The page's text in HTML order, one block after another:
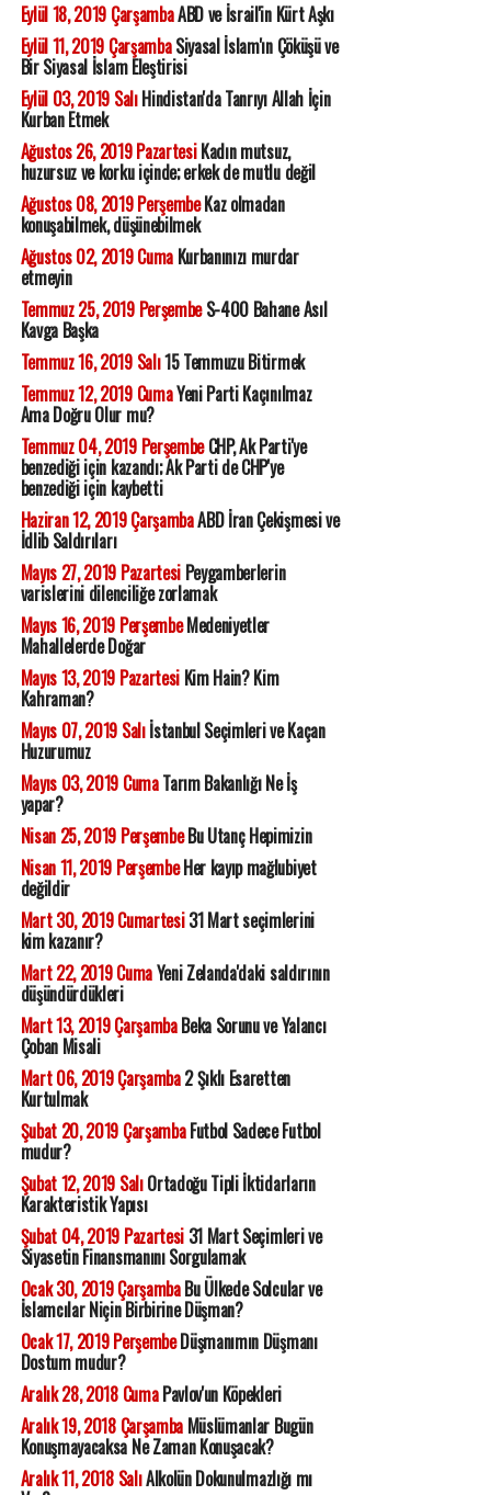
Eylül 18, 2019 ÇarşambaABD ve İsrail'in Kürt Aşkı
Eylül 11, 2019 ÇarşambaSiyasal İslam'ın Çöküşü ve
Bir Siyasal İslam Eleştirisi
Eylül 03, 2019 SalıHindistan'da Tanrıyı Allah İçin
Kurban Etmek
Ağustos 26, 2019 PazartesiKadın mutsuz,
huzursuz ve korku içinde; erkek de mutlu değil
Ağustos 08, 2019 PerşembeKaz olmadan
konuşabilmek, düşünebilmek
Ağustos 02, 2019 CumaKurbanınızı murdar
etmeyin
Temmuz 25, 2019 PerşembeS-400 Bahane Asıl
Kavga Başka
Temmuz 16, 2019 Salı15 Temmuzu Bitirmek
Temmuz 12, 2019 CumaYeni Parti Kaçınılmaz
Ama Doğru Olur mu?
Temmuz 04, 2019 PerşembeCHP, Ak Parti'ye
benzediği için kazandı; Ak Parti de CHP'ye
benzediği için kaybetti
Haziran 12, 2019 ÇarşambaABD İran Çekişmesi ve
İdlib Saldırıları
Mayıs 27, 2019 PazartesiPeygamberlerin
varislerini dilenciliğe zorlamak
Mayıs 16, 2019 PerşembeMedeniyetler
Mahallelerde Doğar
Mayıs 13, 2019 PazartesiKim Hain? Kim
Kahraman?
Mayıs 07, 2019 Salıİstanbul Seçimleri ve Kaçan
Huzurumuz
Mayıs 03, 2019 CumaTarım Bakanlığı Ne İş
yapar?
Nisan 25, 2019 PerşembeBu Utanç Hepimizin
Nisan 11, 2019 PerşembeHer kayıp mağlubiyet
değildir
Mart 30, 2019 Cumartesi31 Mart seçimlerini
kim kazanır?
Mart 22, 2019 CumaYeni Zelanda'daki saldırının
düşündürdükleri
Mart 13, 2019 ÇarşambaBeka Sorunu ve Yalancı
Çoban Misali
Mart 06, 2019 Çarşamba2 Şıklı Esaretten
Kurtulmak
Şubat 20, 2019 ÇarşambaFutbol Sadece Futbol
mudur?
Şubat 12, 2019 SalıOrtadoğu Tipli İktidarların
Karakteristik Yapısı
Şubat 04, 2019 Pazartesi31 Mart Seçimleri ve
Siyasetin Finansmanını Sorgulamak
Ocak 30, 2019 ÇarşambaBu Ülkede Solcular ve
İslamcılar Niçin Birbirine Düşman?
Ocak 17, 2019 PerşembeDüşmanımın Düşmanı
Dostum mudur?
Aralık 28, 2018 CumaPavlov'un Köpekleri
Aralık 19, 2018 ÇarşambaMüslümanlar Bugün
Konuşmayacaksa Ne Zaman Konuşacak?
Aralık 11, 2018 SalıAlkolün Dokunulmazlığı mı